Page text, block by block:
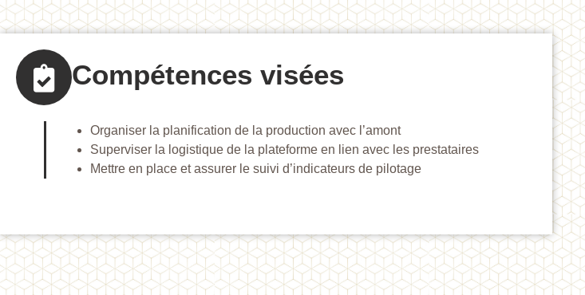
Compétences visées
Organiser la planification de la production avec l’amont
Superviser la logistique de la plateforme en lien avec les prestataires
Mettre en place et assurer le suivi d’indicateurs de pilotage